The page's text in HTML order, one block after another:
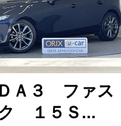
Ａ３ ファス
ク １５Ｓ...